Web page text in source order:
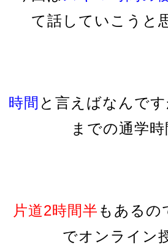
て話していこうと
時間 と言えばなんで
までの通学
片道2時間半 もあるの
でオンライン